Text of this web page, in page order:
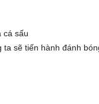
cá sấu
sẽ tiến hành đánh